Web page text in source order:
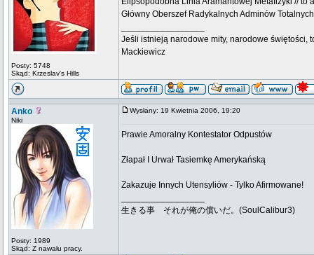
Posty: 5748
Skąd: Krzeslav's Hills
Główny Oberszef Radykalnych Adminów Totalnych
Jeśli istnieją narodowe mity, narodowe świętości,
Mackiewicz
Anko
Niki
Posty: 1989
Skąd: Z nawału pracy.
Wysłany: 19 Kwietnia 2006, 19:20
Prawie Amoralny Kontestator Odpustów
Złapał I Urwał Tasiemkę Amerykańską
Zakazuje Innych Utensyliów - Tylko Afirmowane!
生きる事 それが俺の償いだ。(SoulCalibur3)